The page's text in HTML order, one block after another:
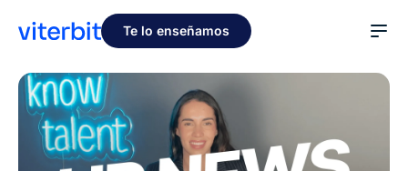
Te lo enseñamos